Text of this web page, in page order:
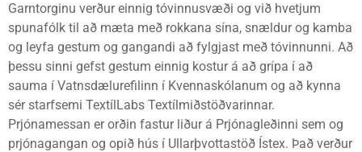
Garntorginu verður einnig tóvinnusvæði og við hvetjum
spunafólk til að mæta með rokkana sína, snældur og kamba
og leyfa gestum og gangandi að fylgjast með tóvinnunni. Að
þessu sinni gefst gestum einnig kostur á að grípa í að
sauma í Vatnsdælurefilinn í Kvennaskólanum og að kynna
sér starfsemi TextílLabs Textílmiðstöðvarinnar.
Prjónamessan er orðin fastur liður á Prjónagleðinni sem og
prjónagangan og opið hús í Ullarþvottastöð Ístex. Það verður